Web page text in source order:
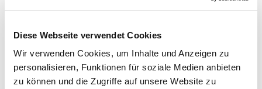
Diese Webseite verwendet Cookies
Wir verwenden Cookies, um Inhalte und Anzeigen zu
personalisieren, Funktionen für soziale Medien anbieten
zu können und die Zugriffe auf unsere Website zu